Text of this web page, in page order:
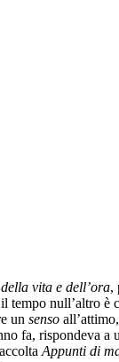
vita e dell’ora,
tempo null’altro è
un senso
fa, rispondeva a
Appunti di